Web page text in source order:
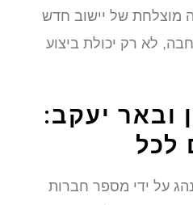
מוצלחת של יישוב חדש
לא רק יכולת ביצוע
ובאר יעקב:
על ידי מספר חברות